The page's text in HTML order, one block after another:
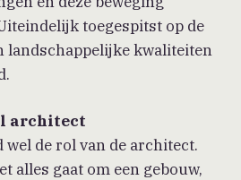
toegespitst op de
landschappelijke kwaliteiten
architect
de rol van de architect.
alles gaat om een gebouw,